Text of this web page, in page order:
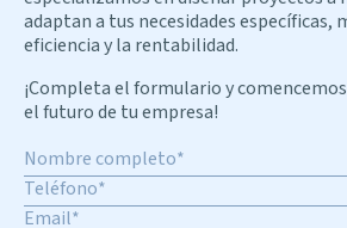
adaptan a tus necesidades específicas,
eficiencia y la rentabilidad.
¡Completa el formulario y
el futuro de tu empresa!